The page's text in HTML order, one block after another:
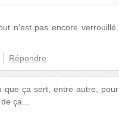
n'est pas encore verrouillé.
Répondre
que ça sert, entre autre, pour
ça...